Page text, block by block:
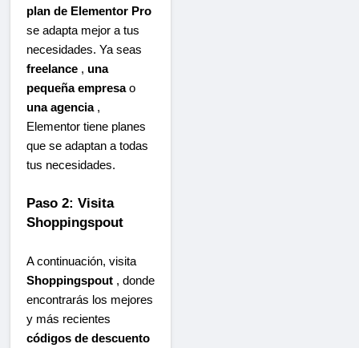
plan de Elementor Pro
se adapta mejor a tus
necesidades. Ya seas
freelance , una
pequeña empresao
una agencia,
Elementor tiene planes
que se adaptan a todas
tus necesidades.
Paso 2: Visita
Shoppingspout
A continuación, visita
Shoppingspout , donde
encontrarás los mejores
y más recientes
códigos de descuento